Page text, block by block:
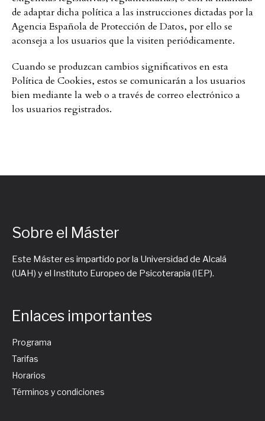
de adaptar dicha política a las instrucciones dictadas por la
Agencia Española de Protección de Datos, por ello se
aconseja a los usuarios que la visiten periódicamente.
Cuando se produzcan cambios significativos en esta
Política de Cookies, estos se comunicarán a los usuarios
bien mediante la web o a través de correo electrónico a
los usuarios registrados.
Sobre el Máster
Este Máster es impartido por la Universidad de Alcalá
(UAH) y el Instituto Europeo de Psicoterapia (IEP).
Enlaces importantes
Programa
Tarifas
Horarios
Términos y condiciones